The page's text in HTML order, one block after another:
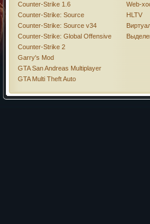
Counter-Strike 1.6
Counter-Strike: Source
Counter-Strike: Source v34
Counter-Strike: Global Offensive
Counter-Strike 2
Garry's Mod
GTA San Andreas Multiplayer
GTA Multi Theft Auto
Web-
HLTV